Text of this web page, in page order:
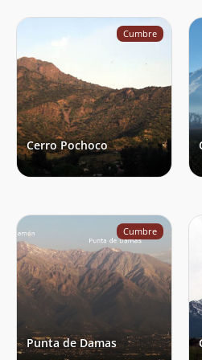
Matias Lopez
16/09/23 Alondra
05/08/23 Proyecto Cumbres
10/07/23 Proyecto Cumbres
03/07/23 Proyecto Cumbres
03/06/23 Andres Vargas
28/05/23 Ariel Nicolas Lopez
27/05/23 Sebastián Piza
13/05/23
Erik Sandvig
Cumbre
Cerro Pochoco
Cumbre
Punta de Damas